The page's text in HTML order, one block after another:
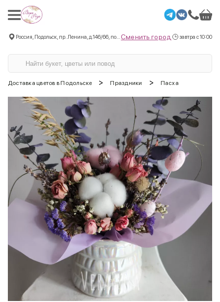
Сменить город завтра с 10:00
Доставка цветов в Подольске > Праздники > Пасха